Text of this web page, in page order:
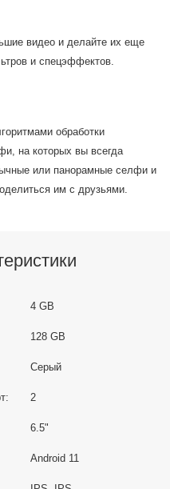
видео и делайте их еще
и спецэффектов.
обработки
на которых вы всегда
или панорамные селфи и
им с друзьями.
4 GB
128 GB
Серый
2
6.5"
Android 11